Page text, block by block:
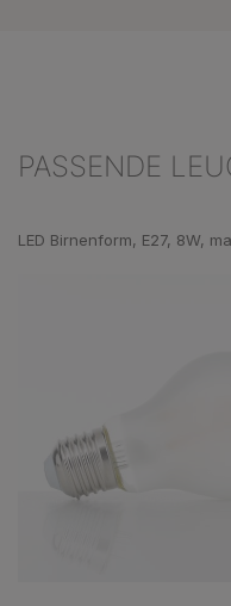
PASSENDE
LED Birnenform, E27, 8W,